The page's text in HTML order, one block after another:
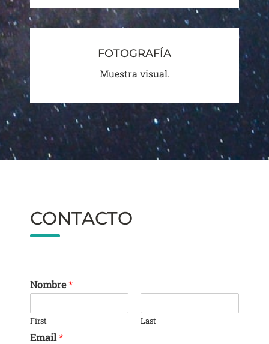
FOTOGRAFÍA
Muestra visual.
CONTACTO
Nombre*
First Last
Email*